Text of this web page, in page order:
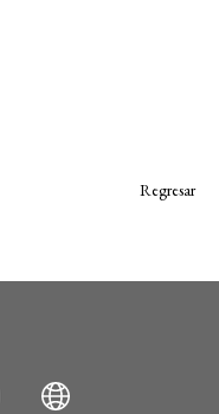
Regresar